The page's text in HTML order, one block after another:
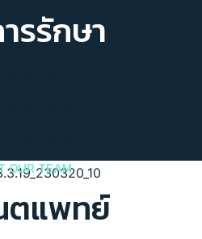
รรักษา
OUR TEAM
ตแพทย์